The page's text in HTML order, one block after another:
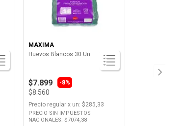
MAXIMA
Huevos Blancos 30 Un
$7.899 -8%
$8.560
Precio regular x un: $285,33
PRECIO SIN IMPUESTOS
NACIONALES: $7074,38